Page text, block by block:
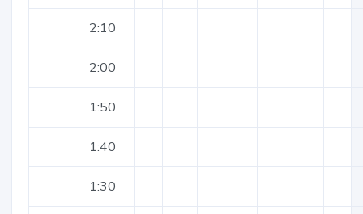
2:10
2:00
1:50
1:40
1:30